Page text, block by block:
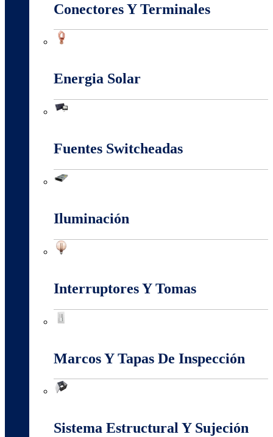
Conectores Y Terminales
Energia Solar
Fuentes Switcheadas
Iluminación
Interruptores Y Tomas
Marcos Y Tapas De Inspección
Sistema Estructural Y Sujeción